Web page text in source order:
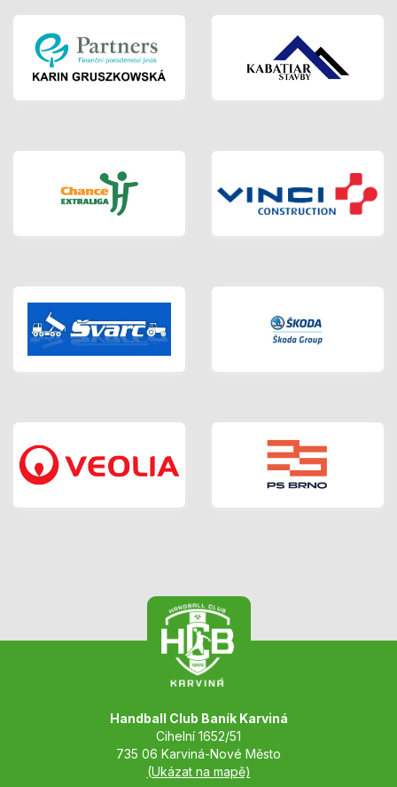
Handball Club Baník Karviná
Cihelní 1652/51
735 06 Karviná-Nové Město
(Ukázat na mapě)